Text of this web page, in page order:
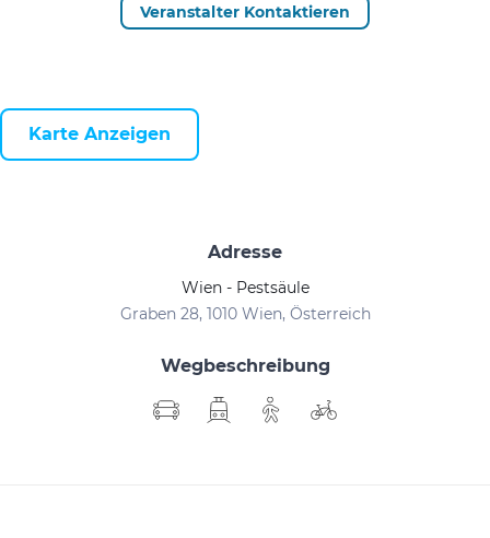
Veranstalter Kontaktieren
Karte Anzeigen
Adresse
Wien - Pestsäule
Graben 28, 1010 Wien, Österreich
Wegbeschreibung